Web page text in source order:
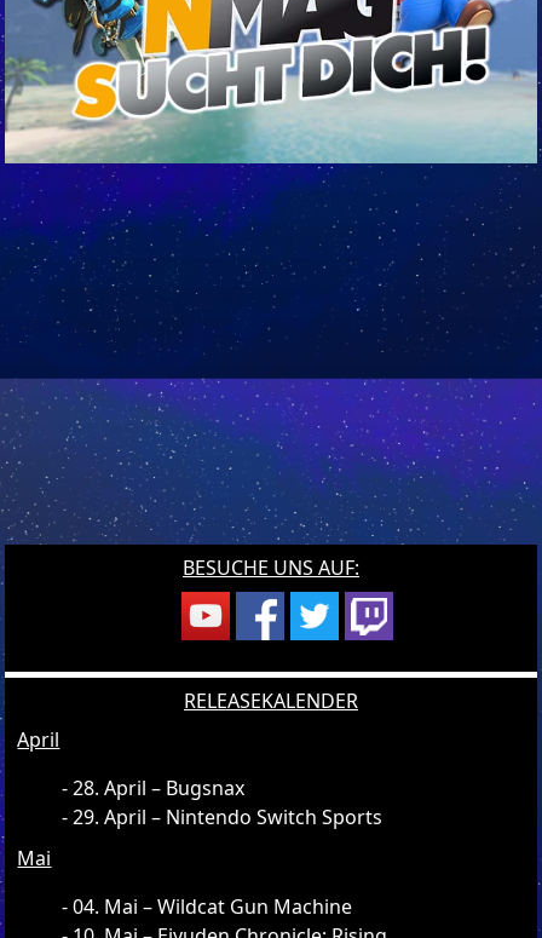
BESUCHE UNS AUF:
RELEASEKALENDER
April
28. April – Bugsnax
29. April – Nintendo Switch Sports
Mai
04. Mai – Wildcat Gun Machine